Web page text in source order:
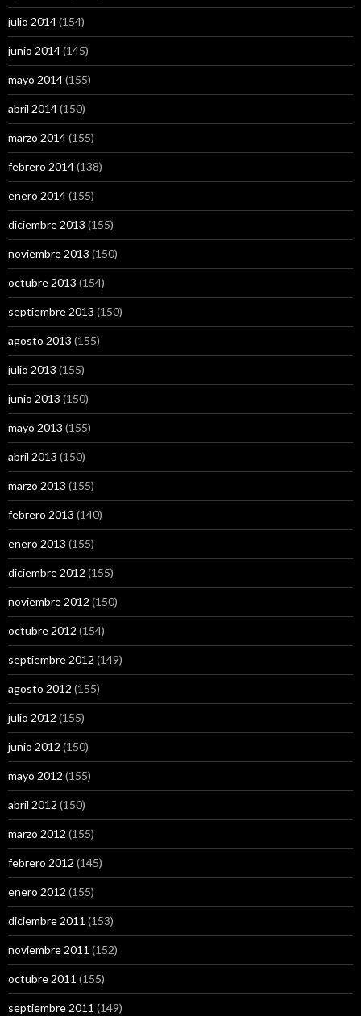
julio 2014(154)
junio 2014(145)
mayo 2014(155)
abril 2014(150)
marzo 2014(155)
febrero 2014(138)
enero 2014(155)
diciembre 2013 (155)
noviembre 2013 (150)
octubre 2013 (154)
septiembre 2013 (150)
agosto 2013 (155)
julio 2013 (155)
junio 2013 (150)
mayo 2013 (155)
abril 2013 (150)
marzo 2013 (155)
febrero 2013 (140)
enero 2013 (155)
diciembre 2012 (155)
noviembre 2012 (150)
octubre 2012 (154)
septiembre 2012 (149)
agosto 2012 (155)
julio 2012 (155)
junio 2012 (150)
mayo 2012 (155)
abril 2012 (150)
marzo 2012 (155)
febrero 2012 (145)
enero 2012 (155)
diciembre 2011 (153)
noviembre 2011 (152)
octubre 2011 (155)
septiembre 2011 (149)